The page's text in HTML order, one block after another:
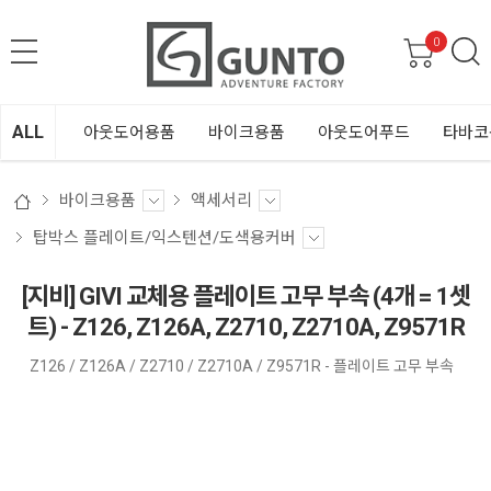
0
ALL 아웃도어용품 바이크용품 아웃도어푸드 타바
바이크용품
액세서리
탑박스 플레이트/익스텐션/도색용커버
[지비] GIVI 교체용 플레이트 고무 부속 (4개 = 1셋
트) - Z126, Z126A, Z2710, Z2710A, Z9571R
Z126 / Z126A / Z2710 / Z2710A / Z9571R - 플레이트 고무 부속